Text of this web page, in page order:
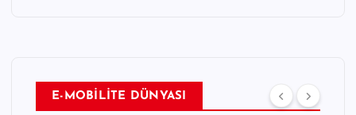
E-MOBİLİTE DÜNYASI